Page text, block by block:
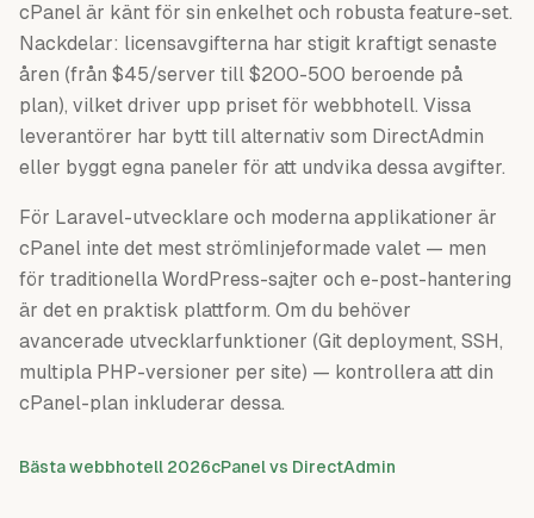
cPanel är känt för sin enkelhet och robusta feature-set.
Nackdelar: licensavgifterna har stigit kraftigt senaste
åren (från $45/server till $200-500 beroende på
plan), vilket driver upp priset för webbhotell. Vissa
leverantörer har bytt till alternativ som DirectAdmin
eller byggt egna paneler för att undvika dessa avgifter.
För Laravel-utvecklare och moderna applikationer är
cPanel inte det mest strömlinjeformade valet — men
för traditionella WordPress-sajter och e-post-hantering
är det en praktisk plattform. Om du behöver
avancerade utvecklarfunktioner (Git deployment, SSH,
multipla PHP-versioner per site) — kontrollera att din
cPanel-plan inkluderar dessa.
Bästa webbhotell 2026cPanel vs DirectAdmin